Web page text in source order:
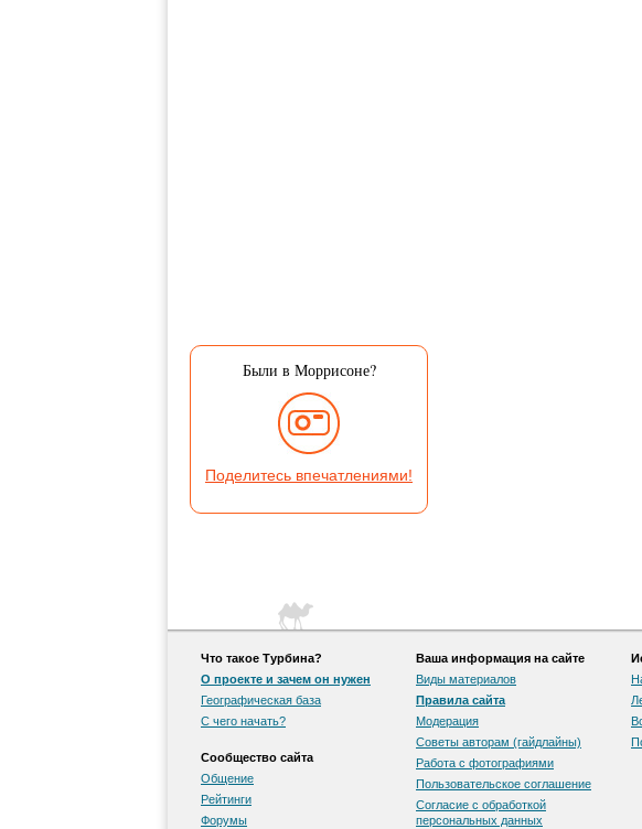
Были в Моррисоне?
Поделитесь впечатлениями!
Что такое Турбина?
О проекте и зачем он нужен
Географическая база
С чего начать?
Сообщество сайта
Общение
Рейтинги
Форумы
Ваша информация на сайте
Виды материалов
Правила сайта
Модерация
Советы авторам (гайдлайны)
Работа с фотографиями
Пользовательскоe соглашение
Согласие с обработкой
персональных данных